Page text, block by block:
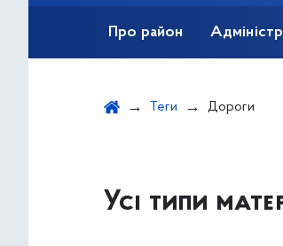
Про район
Теги Дороги
Усі типи